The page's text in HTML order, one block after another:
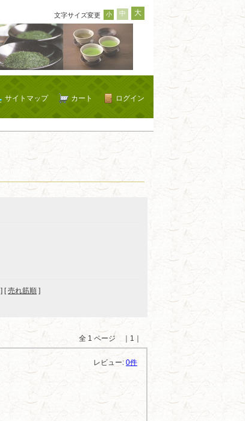
文字サイズ変更 小 中 大
ログイン
カート
サイトマップ
] [売れ筋順 ]
全 1 ページ ｜1｜
レビュー: 0件